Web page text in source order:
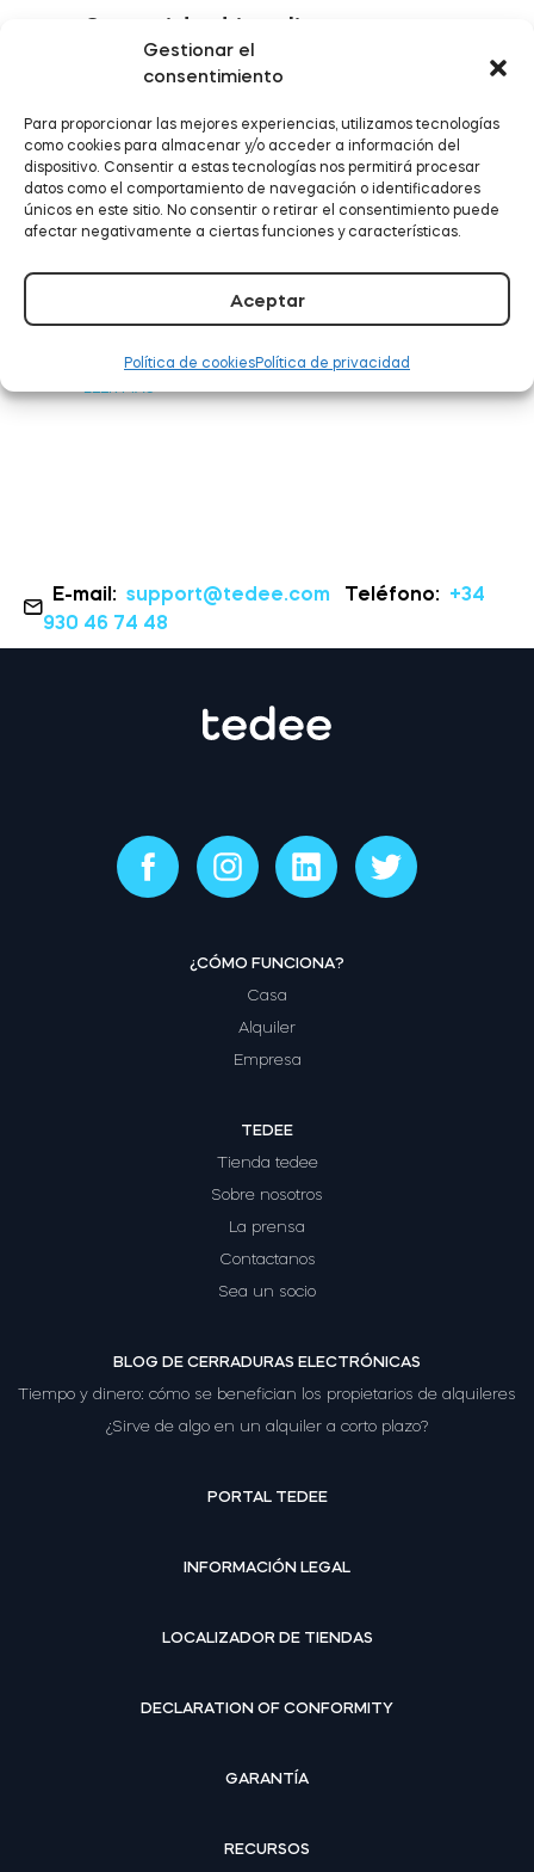
Gestionar el
consentimiento
Para proporcionar las mejores experiencias, utilizamos tecnologías
como cookies para almacenar y/o acceder a información del
dispositivo. Consentir a estas tecnologías nos permitirá procesar
datos como el comportamiento de navegación o identificadores
únicos en este sitio. No consentir o retirar el consentimiento puede
afectar negativamente a ciertas funciones y características.
Aceptar
Política de cookiesPolítica de privacidad
Tedee GO2
Comprar ahora
Seguridad inteligente
activada: Tedee ya
LEER MÁS
Tedee ahora funciona
con Samsung
E-mail:support@tedee.com Teléfono: +34
930 46 74 48
¿CÓMO FUNCIONA?
Casa
Alquiler
Empresa
TEDEE
Tienda tedee
Sobre nosotros
La prensa
Contactanos
Sea un socio
BLOG DE CERRADURAS ELECTRÓNICAS
Tiempo y dinero: cómo se benefician los propietarios de alquileres
¿Sirve de algo en un alquiler a corto plazo?
PORTAL TEDEE
INFORMACIÓN LEGAL
LOCALIZADOR DE TIENDAS
DECLARATION OF CONFORMITY
GARANTÍA
RECURSOS